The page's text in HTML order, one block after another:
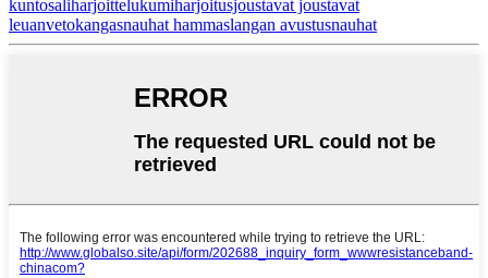
kuntosaliharjoittelukumiharjoitusjoustavat joustavat
leuanvetokangasnauhat hammaslangan avustusnauhat